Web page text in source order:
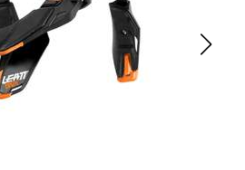
Släpvagnar & Skylift